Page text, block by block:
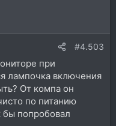
#4.503
при
лампочка включения
От компа он
по питанию
попробовал